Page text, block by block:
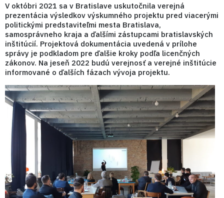
V októbri 2021 sa v Bratislave uskutočnila verejná
prezentácia výsledkov výskumného projektu pred viacerými
politickými predstaviteľmi mesta Bratislava,
samosprávneho kraja a ďalšími zástupcami bratislavských
inštitúcií. Projektová dokumentácia uvedená v prílohe
správy je podkladom pre ďalšie kroky podľa licenčných
zákonov. Na jeseň 2022 budú verejnosť a verejné inštitúcie
informované o ďalších fázach vývoja projektu.